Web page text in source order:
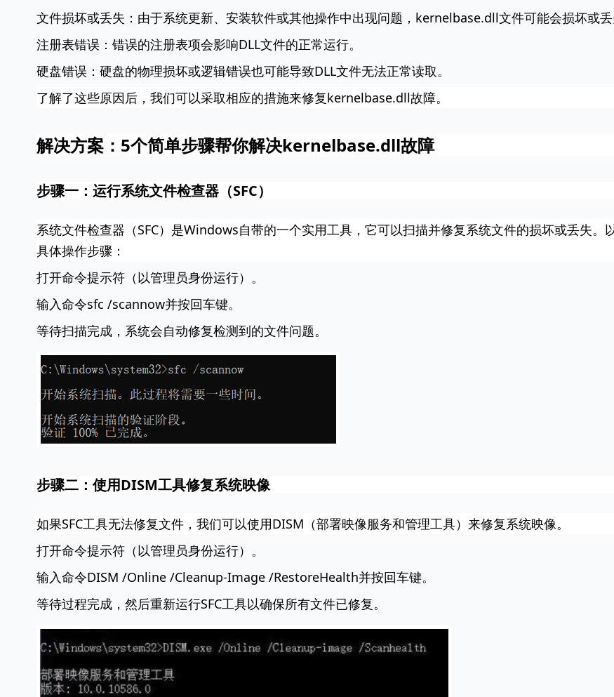
文件损坏或丢失：由于系统更新、安装软件或其他操作中出现问题，kernelbase.dll文件可能会损坏或丢
注册表错误：错误的注册表项会影响DLL文件的正常运行。
硬盘错误：硬盘的物理损坏或逻辑错误也可能导致DLL文件无法正常读取。
了解了这些原因后，我们可以采取相应的措施来修复kernelbase.dll故障。
解决方案：5个简单步骤帮你解决kernelbase.dll故障
步骤一：运行系统文件检查器（SFC）
系统文件检查器（SFC）是Windows自带的一个实用工具，它可以扫描并修复系统文件的损坏或丢失。
具体操作步骤：
打开命令提示符（以管理员身份运行）。
输入命令sfc /scannow并按回车键。
等待扫描完成，系统会自动修复检测到的文件问题。
步骤二：使用DISM工具修复系统映像
如果SFC工具无法修复文件，我们可以使用DISM（部署映像服务和管理工具）来修复系统映像。
打开命令提示符（以管理员身份运行）。
输入命令DISM /Online /Cleanup-Image /RestoreHealth并按回车键。
等待过程完成，然后重新运行SFC工具以确保所有文件已修复。